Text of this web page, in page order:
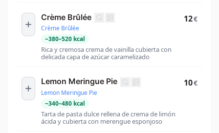
Crème Brûlée
Crème Brûlée
~380–520 kcal
Rica y cremosa crema de vainilla cubierta con
delicada capa de azúcar caramelizado
12€
Lemon Meringue Pie
Lemon Meringue Pie
~340–480 kcal
Tarta de pasta dulce rellena de crema de limón
ácida y cubierta con merengue esponjoso
10€